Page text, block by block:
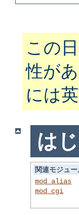
この
性が
には
は
関連モジュー
mod_alias
mod_cgi